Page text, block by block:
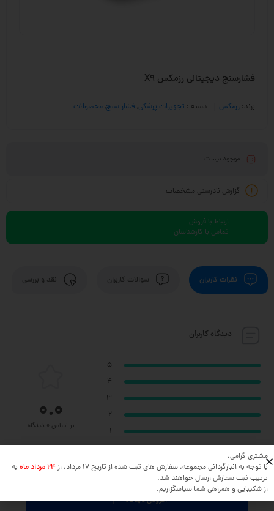
فشارسنج دیجیتالی رزمکس X9
برند: رزمکس دسته : تجهیزات پزشکی فشار سنج محصولات
موجود نیست
گزارش نادرستی مشخصات
ارتباط با فروش
تماس با کارشناسان
نظرات کاربران سوالات کاربران نقد و بررسی
دیدگاه کاربران
5
4
3
2
1
0.0
بر اساس 0 دیدگاه
نظر خود را در مورد این محصول بنویسید ...
افزودن دیدگاه
مشتری گرامی،
با توجه به انبارگردانی مجموعه، سفارش های ثبت شده از تاریخ 17 مرداد، از
24 مرداد ماه
به
ترتیب ثبت سفارش ارسال خواهند شد.
از شکیبایی و همراهی شما سپاسگزاریم.